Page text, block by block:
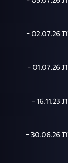
המהדורה המרכזית 02.07.26 -
המהדורה המרכזית 01.07.26 -
המהדורה המרכזית 16.11.23 -
המהדורה המרכזית 30.06.26 -